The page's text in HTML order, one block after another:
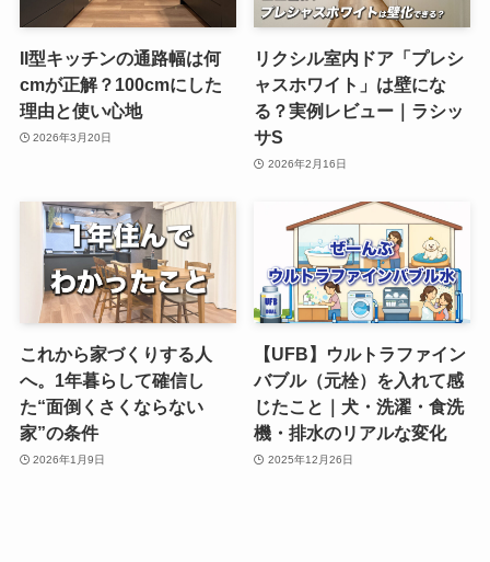
II型キッチンの通路幅は何
cmが正解？100cmにした
理由と使い心地
2026年3月20日
リクシル室内ドア「プレシ
ャスホワイト」は壁にな
る？実例レビュー｜ラシッ
サS
2026年2月16日
これから家づくりする人
へ。1年暮らして確信し
た“面倒くさくならない
家”の条件
2026年1月9日
【UFB】ウルトラファイン
バブル（元栓）を入れて感
じたこと｜犬・洗濯・食洗
機・排水のリアルな変化
2025年12月26日